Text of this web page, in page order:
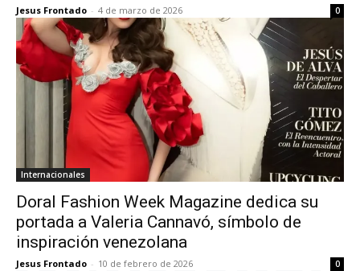
Jesus Frontado - 4 de marzo de 2026 0
Internacionales
Doral Fashion Week Magazine dedica su
portada a Valeria Cannavó, símbolo de
inspiración venezolana
Jesus Frontado - 10 de febrero de 2026 0